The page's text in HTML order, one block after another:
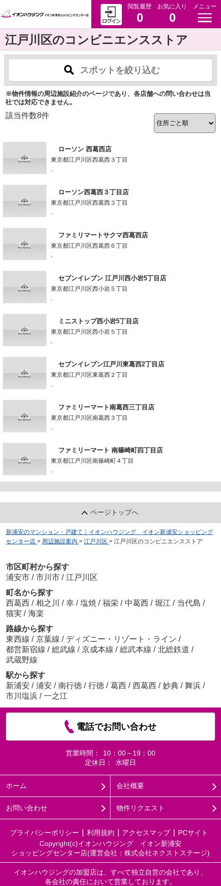
閲覧履歴
0
お気に入り
0
メニュー
江戸川区のコンビニエンスストア
スポットを絞り込む
※物件情報の周辺施設紹介のページであり、各店舗への問い合わせは当
社では対応できません。
該当件数8件
ローソン 西葛西店
東京都江戸川区西葛西３丁目
-
ローソン西葛西３丁目店
東京都江戸川区西葛西３丁目
-
ファミリマートサクマ西葛西店
東京都江戸川区西葛西６丁目
-
セブンイレブン 江戸川西小岩5丁目店
東京都江戸川区西小岩５丁目
-
ミニストップ西小岩5丁目店
東京都江戸川区西小岩５丁目
-
セブンイレブン江戸川東葛西2丁目店
東京都江戸川区東葛西２丁目
-
ファミリーマート南葛西三丁目店
東京都江戸川区南葛西３丁目
-
ファミリーマート 南篠崎町四丁目店
東京都江戸川区南篠崎町４丁目
-
ページトップへ
新浦安のマンション・戸建て｜イオンハウジング イオン新浦安ショッピング
センター店 > 周辺施設案内 > 江戸川区 > 江戸川区のコンビニエンスストア
市区町村から探す
浦安市 / 市川市 / 江戸川区
町名から探す
西葛西 / 相之川 / 幸 / 塩焼 / 福栄 / 中葛西 / 堀江 / 当代島 /
猫実 / 海楽
路線から探す
東西線 / 京葉線 / ディズニー・リゾート・ライン /
都営新宿線 / 総武線 / 京成本線 / 総武本線 / 北総鉄道 /
武蔵野線
駅から探す
新浦安 / 浦安 / 南行徳 / 行徳 / 葛西 / 西葛西 / 妙典 / 舞浜 /
市川塩浜 / 一之江
電話でお問い合わせ
営業時間：
10：00～19：00
定休日：
水曜日
ホーム 会社概要
お問い合わせ 物件リクエスト
プライバシーポリシー 利用規約 アクセスマップ
PCサイト
Copyright(c)イオンハウジング イオン新浦安
ショッピングセンター店(運営会社：株式会社ネクストステージ)
イオンハウジングの加盟店は、すべて独立自営の会社であり、
各会社の責任において営業しております。